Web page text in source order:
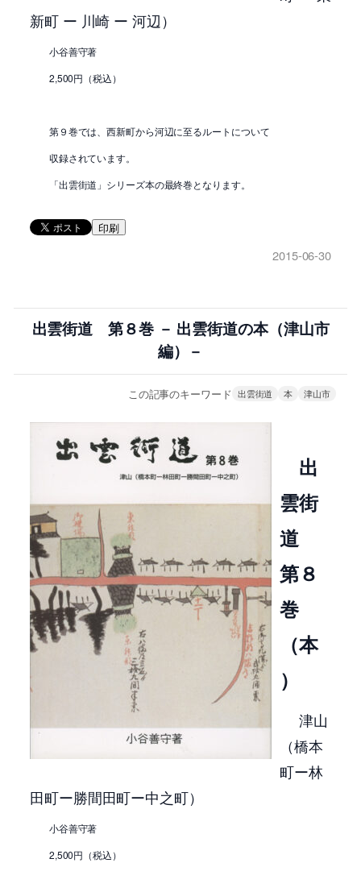
新町 ー 川崎 ー河辺）
小谷善守著
2,500円（税込）
第９巻では、西新町から河辺に至るルートについて
収録されています。
「出雲街道」シリーズ本の最終巻となります。
印刷
2015-06-30
出雲街道 第８巻 － 出雲街道の本（津山市
編）－
この記事のキーワード 出雲街道 本 津山市
出
雲街
道
第８
巻
（本
）
津山
（橋本
町ー林
田町ー勝間田町ー中之町）
小谷善守著
2,500円（税込）